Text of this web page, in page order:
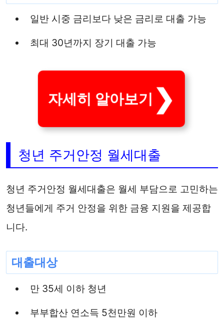
일반 시중 금리보다 낮은 금리로 대출 가능
최대 30년까지 장기 대출 가능
자세히 알아보기
청년 주거안정 월세대출
청년 주거안정 월세대출은 월세 부담으로 고민하는
청년들에게 주거 안정을 위한 금융 지원을 제공합
니다.
대출대상
만 35세 이하 청년
부부합산 연소득 5천만원 이하